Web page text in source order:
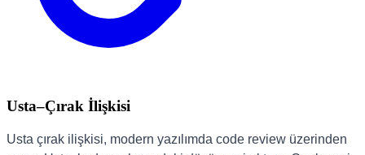
Usta–Çırak İlişkisi
Usta çırak ilişkisi, modern yazılımda code review üzerinden